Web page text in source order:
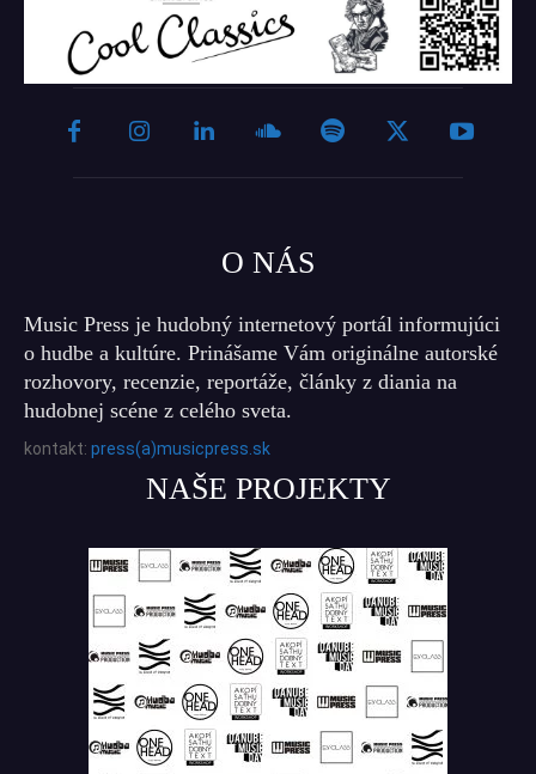
O NÁS
Music Press je hudobný internetový portál informujúci
o hudbe a kultúre. Prinášame Vám originálne autorské
rozhovory, recenzie, reportáže, články z diania na
hudobnej scéne z celého sveta.
kontakt: press(a)musicpress.sk
NAŠE PROJEKTY